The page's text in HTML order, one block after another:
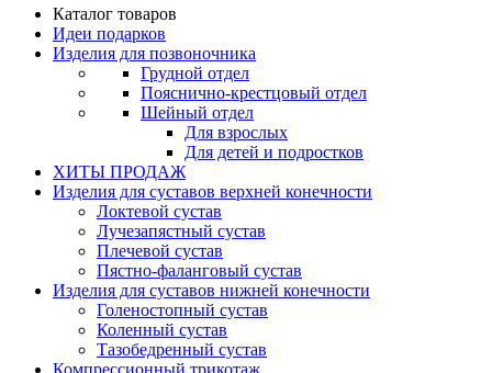
Каталог товаров
Идеи подарков
Изделия для позвоночника
Грудной отдел
Пояснично-крестцовый отдел
Шейный отдел
Для взрослых
Для детей и подростков
ХИТЫ ПРОДАЖ
Изделия для суставов верхней конечности
Локтевой сустав
Лучезапястный сустав
Плечевой сустав
Пястно-фаланговый сустав
Изделия для суставов нижней конечности
Голеностопный сустав
Коленный сустав
Тазобедренный сустав
Компрессионный трикотаж